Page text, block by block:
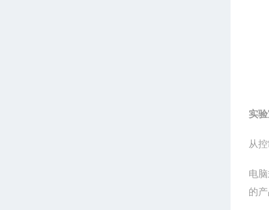
实
从
电
的